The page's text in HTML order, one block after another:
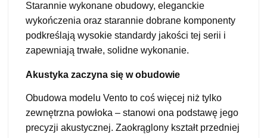
Starannie wykonane obudowy, eleganckie
wykończenia oraz starannie dobrane komponenty
podkreślają wysokie standardy jakości tej serii i
zapewniają trwałe, solidne wykonanie.
Akustyka zaczyna się w obudowie
Obudowa modelu Vento to coś więcej niż tylko
zewnętrzna powłoka – stanowi ona podstawę jego
precyzji akustycznej. Zaokrąglony kształt przedniej